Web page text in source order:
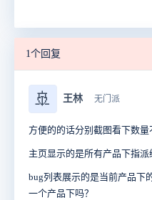
1个回复
🚢 王林 无门派
方便的的话分别截图看下数量
主页显示的是所有产品下指派
bug列表展示的是当前产品下
一个产品下吗？